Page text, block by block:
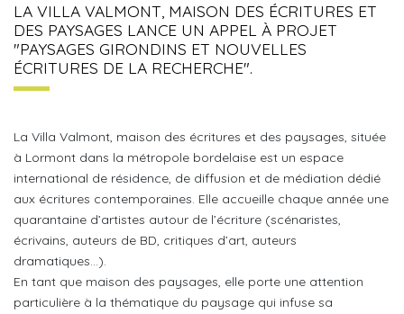
LA VILLA VALMONT, MAISON DES ÉCRITURES ET
DES PAYSAGES LANCE UN APPEL À PROJET
"PAYSAGES GIRONDINS ET NOUVELLES
ÉCRITURES DE LA RECHERCHE".
La Villa Valmont, maison des écritures et des paysages, située
à Lormont dans la métropole bordelaise est un espace
international de résidence, de diffusion et de médiation dédié
aux écritures contemporaines. Elle accueille chaque année une
quarantaine d’artistes autour de l’écriture (scénaristes,
écrivains, auteurs de BD, critiques d’art, auteurs
dramatiques…).
En tant que maison des paysages, elle porte une attention
particulière à la thématique du paysage qui infuse sa